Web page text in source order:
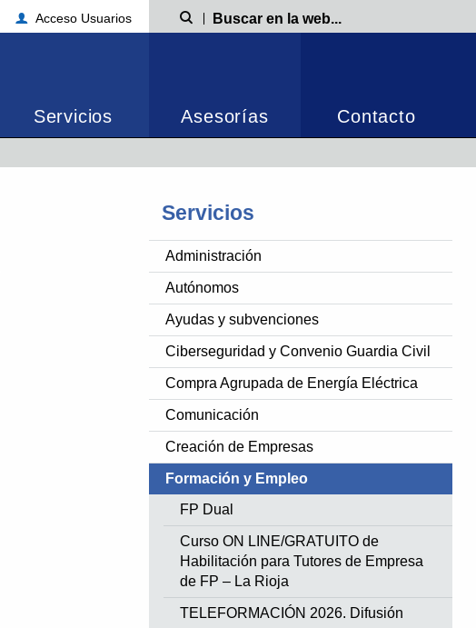
Acceso Usuarios Búsqueda
Servicios Asesorías Contacto
Servicios
Administración
Autónomos
Ayudas y subvenciones
Ciberseguridad y Convenio Guardia Civil
Compra Agrupada de Energía Eléctrica
Comunicación
Creación de Empresas
Formación y Empleo
FP Dual
Curso ON LINE/GRATUITO de
Habilitación para Tutores de Empresa
de FP – La Rioja
TELEFORMACIÓN 2026. Difusión